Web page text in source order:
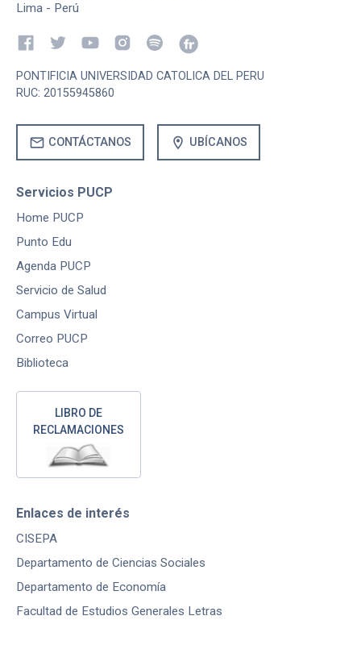
Lima - Perú
PONTIFICIA UNIVERSIDAD CATOLICA DEL PERU
RUC: 20155945860
mail CONTÁCTANOS location_on UBÍCANOS
Servicios PUCP
Home PUCP
Punto Edu
Agenda PUCP
Servicio de Salud
Campus Virtual
Correo PUCP
Biblioteca
LIBRO DE
RECLAMACIONES
Enlaces de interés
CISEPA
Departamento de Ciencias Sociales
Departamento de Economía
Facultad de Estudios Generales Letras